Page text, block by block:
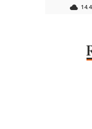
14.4